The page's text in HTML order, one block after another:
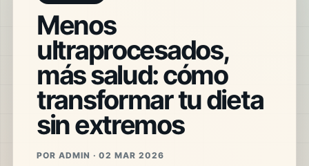
Menos
ultraprocesados,
más salud: cómo
transformar tu dieta
sin extremos
POR ADMIN · 02 MAR 2026